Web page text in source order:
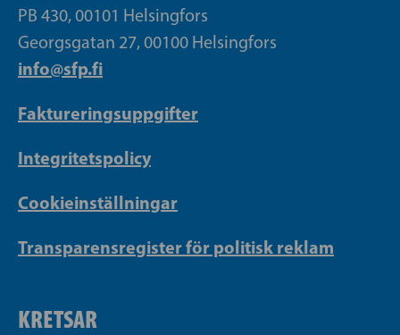
PB 430, 00101 Helsingfors
Georgsgatan 27, 00100 Helsingfors
info@sfp.fi
Faktureringsuppgifter
Integritetspolicy
Cookieinställningar
Transparensregister för politisk reklam
KRETSAR